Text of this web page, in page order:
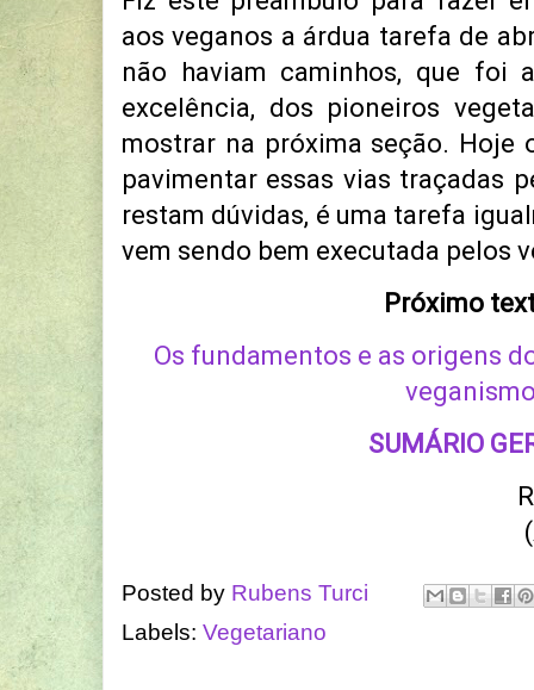
aos veganos a árdua tarefa de
não haviam caminhos, que foi
excelência, dos pioneiros
mostrar na próxima seção. Hoje
pavimentar essas vias traçadas
restam dúvidas, é uma tarefa
vem sendo bem executada pelos
Próximo
Os fundamentos e as origens
SUMÁRIO
Posted by Rubens Turci
Labels: Vegetariano